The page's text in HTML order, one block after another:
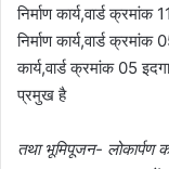
निर्माण कार्य,वार्ड
निर्माण कार्य,वार्ड
कार्य,वार्ड क्रमांक 05
प्रमुख है
तथा भूमिपूजन- लोकार्पण